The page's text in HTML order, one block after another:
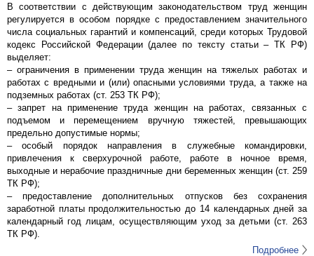
В соответствии с действующим законодательством труд женщин
регулируется в особом порядке с предоставлением значительного
числа социальных гарантий и компенсаций, среди которых Трудовой
кодекс Российской Федерации (далее по тексту статьи – ТК РФ)
выделяет:
– ограничения в применении труда женщин на тяжелых работах и
работах с вредными и (или) опасными условиями труда, а также на
подземных работах (ст. 253 ТК РФ);
– запрет на применение труда женщин на работах, связанных с
подъемом и перемещением вручную тяжестей, превышающих
предельно допустимые нормы;
– особый порядок направления в служебные командировки,
привлечения к сверхурочной работе, работе в ночное время,
выходные и нерабочие праздничные дни беременных женщин (ст. 259
ТК РФ);
– предоставление дополнительных отпусков без сохранения
заработной платы продолжительностью до 14 календарных дней за
календарный год лицам, осуществляющим уход за детьми (ст. 263
ТК РФ).
Подробнее